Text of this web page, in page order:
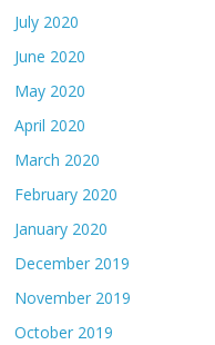
July 2020
June 2020
May 2020
April 2020
March 2020
February 2020
January 2020
December 2019
November 2019
October 2019